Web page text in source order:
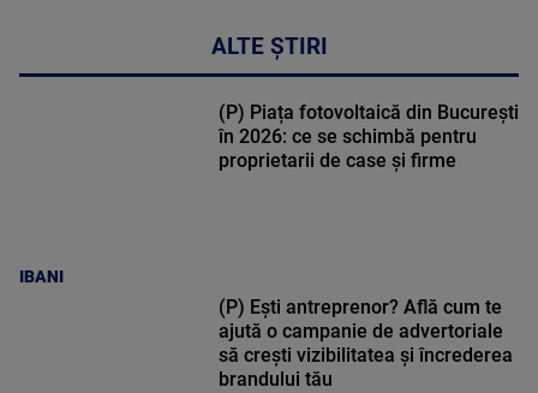
ALTE ȘTIRI
IBANI
(P) Piața fotovoltaică din București
în 2026: ce se schimbă pentru
proprietarii de case și firme
(P) Ești antreprenor? Află cum te
ajută o campanie de advertoriale
să crești vizibilitatea și încrederea
brandului tău